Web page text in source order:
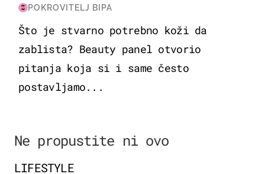
POKROVITELJ BIPA
Što je stvarno potrebno koži da
zablista? Beauty panel otvorio
pitanja koja si i same često
postavljamo...
Ne propustite ni ovo
LIFESTYLE